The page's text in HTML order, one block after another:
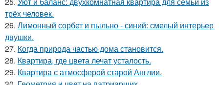
трёх человек.
26. Лимонный сорбет и пыльно - синий: смелый интерьер
двушки.
27. Когда природа частью дома становится.
28. Квартира, где цвета лечат усталость.
29. Квартира с атмосферой старой Англии.